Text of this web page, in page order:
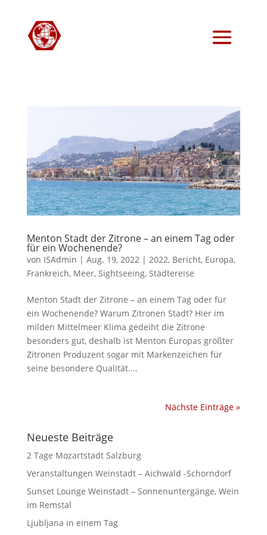
Menton Stadt der Zitrone – an einem Tag oder
für ein Wochenende?
von ISAdmin | Aug. 19, 2022 | 2022, Bericht, Europa,
Frankreich, Meer, Sightseeing, Städtereise
Menton Stadt der Zitrone – an einem Tag oder für
ein Wochenende? Warum Zitronen Stadt? Hier im
milden Mittelmeer Klima gedeiht die Zitrone
besonders gut, deshalb ist Menton Europas größter
Zitronen Produzent sogar mit Markenzeichen für
seine besondere Qualität....
Nächste Einträge »
Neueste Beiträge
2 Tage Mozartstadt Salzburg
Veranstaltungen Weinstadt – Aichwald -Schorndorf
Sunset Lounge Weinstadt – Sonnenuntergänge, Wein
im Remstal
Ljubljana in einem Tag